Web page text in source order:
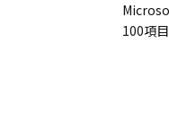
100項